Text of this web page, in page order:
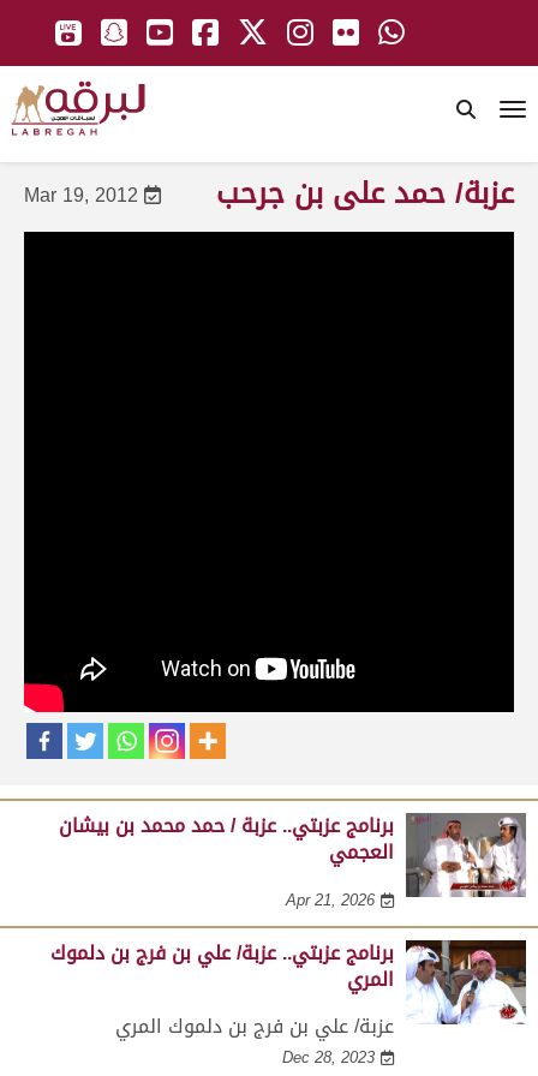
برنامج عزبتي.. عزبة / جبر بن شمسان الرمزاني
النعيمي
برنامج عزبتي.. عزبة / حمد محمد بن بيشان
العجمي
Apr 21, 2026
برنامج عزبتي.. عزبة/ علي بن فرج بن دلموك
المري
عزبة/ علي بن فرج بن دلموك المري
Dec 28, 2023
Mar 19, 2012 عزبة/ حمد على بن جرحب